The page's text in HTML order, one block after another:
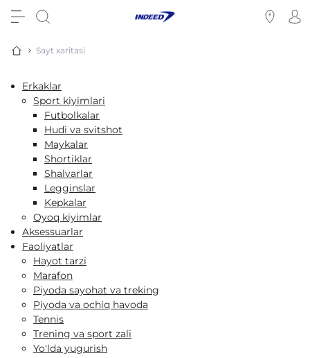
Sayt xaritasi
Erkaklar
Sport kiyimlari
Futbolkalar
Hudi va svitshot
Maykalar
Shortiklar
Shalvarlar
Legginslar
Kepkalar
Oyoq kiyimlar
Aksessuarlar
Faoliyatlar
Hayot tarzi
Marafon
Piyoda sayohat va treking
Piyoda va ochiq havoda
Tennis
Trening va sport zali
Yo'lda yugurish